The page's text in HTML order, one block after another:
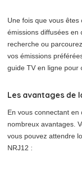
Une fois que vous
émissions diffusées en
recherche ou
vos émissions
guide TV en ligne pour
Les avantages de
En vous connectant
nombreux avantages.
vous pouvez attendre
NRJ12 :